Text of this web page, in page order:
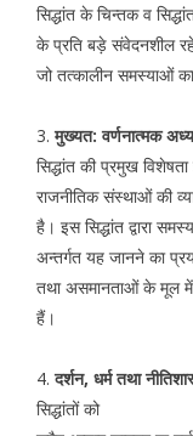
सिद्धांत के चिन्तक व
के प्रति बड़े संवेदनशील रहे
जो तत्कालीन समस्याओं
3.मुख्यत: वर्णनात्मक
सिद्धांत की प्रमुख
राजनीतिक संस्थाओं की
है। इस सिद्धांत द्वारा
अन्तर्गत यह जानने का
तथा असमानताओं के मूल में
हैं।
4.दर्शन, धर्म तथा
सिद्धांतों को